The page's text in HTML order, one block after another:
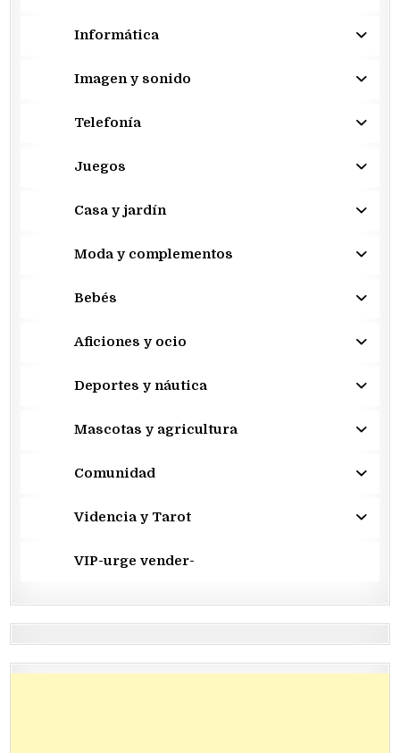
Informática
Imagen y sonido
Telefonía
Juegos
Casa y jardín
Moda y complementos
Bebés
Aficiones y ocio
Deportes y náutica
Mascotas y agricultura
Comunidad
Videncia y Tarot
VIP-urge vender-